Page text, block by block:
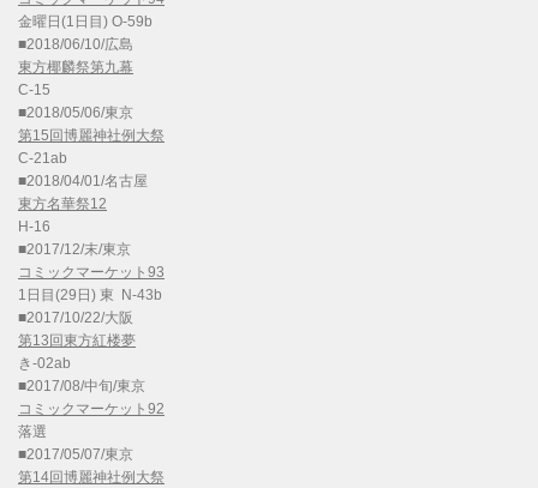
金曜日(1日目) O-59b
■2018/06/10/広島
東方椰麟祭第九幕
C-15
■2018/05/06/東京
第15回博麗神社例大祭
C-21ab
■2018/04/01/名古屋
東方名華祭12
H-16
■2017/12/末/東京
コミックマーケット93
1日目(29日) 東 N-43b
■2017/10/22/大阪
第13回東方紅楼夢
き-02ab
■2017/08/中旬/東京
コミックマーケット92
落選
■2017/05/07/東京
第14回博麗神社例大祭